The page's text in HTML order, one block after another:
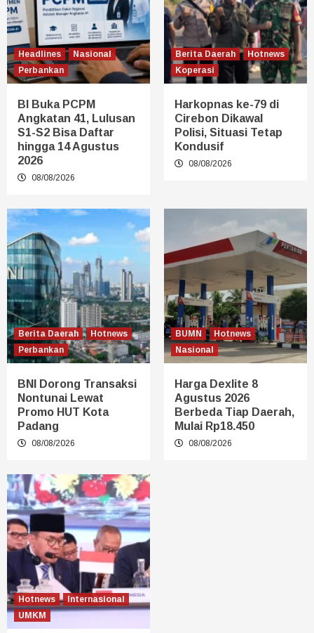
Headlines
Nasional
Perbankan
BI Buka PCPM
Angkatan 41, Lulusan
S1-S2 Bisa Daftar
hingga 14 Agustus
2026
08/08/2026
Berita Daerah
Hotnews
Koperasi
Harkopnas ke-79 di
Cirebon Dikawal
Polisi, Situasi Tetap
Kondusif
08/08/2026
Berita Daerah
Hotnews
Perbankan
BNI Dorong Transaksi
Nontunai Lewat
Promo HUT Kota
Padang
08/08/2026
BUMN
Hotnews
Nasional
Harga Dexlite 8
Agustus 2026
Berbeda Tiap Daerah,
Mulai Rp18.450
08/08/2026
Hotnews
Internasional
UMKM